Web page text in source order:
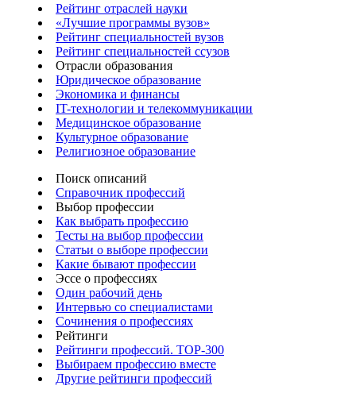
Рейтинг отраслей науки
«Лучшие программы вузов»
Рейтинг специальностей вузов
Рейтинг специальностей ссузов
Отрасли образования
Юридическое образование
Экономика и финансы
IT-технологии и телекоммуникации
Медицинское образование
Культурное образование
Религиозное образование
Поиск описаний
Справочник профессий
Выбор профессии
Как выбрать профессию
Тесты на выбор профессии
Статьи о выборе профессии
Какие бывают профессии
Эссе о профессиях
Один рабочий день
Интервью со специалистами
Сочинения о профессиях
Рейтинги
Рейтинги профессий. TOP-300
Выбираем профессию вместе
Другие рейтинги профессий